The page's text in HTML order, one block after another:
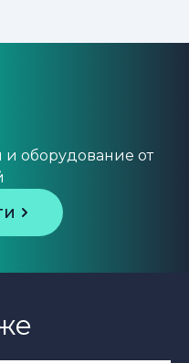
оборудование от